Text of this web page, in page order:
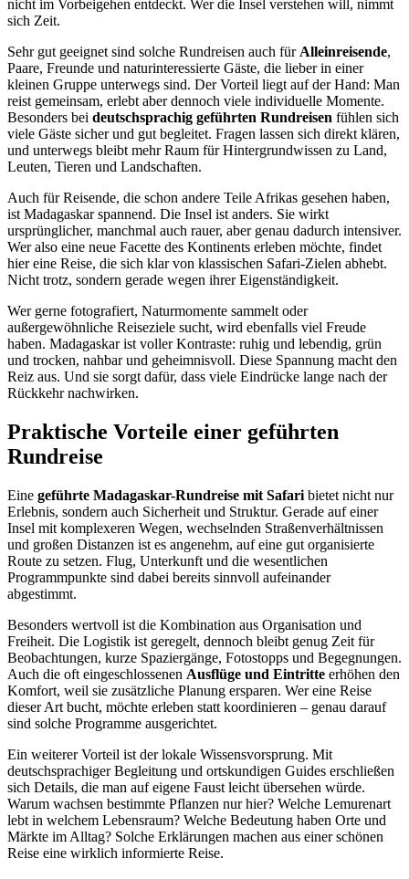
nicht im Vorbeigehen entdeckt. Wer die Insel verstehen will, nimmt
sich Zeit.
Sehr gut geeignet sind solche Rundreisen auch für Alleinreisende,
Paare, Freunde und naturinteressierte Gäste, die lieber in einer
kleinen Gruppe unterwegs sind. Der Vorteil liegt auf der Hand: Man
reist gemeinsam, erlebt aber dennoch viele individuelle Momente.
Besonders bei deutschsprachig geführten Rundreisen fühlen sich
viele Gäste sicher und gut begleitet. Fragen lassen sich direkt klären,
und unterwegs bleibt mehr Raum für Hintergrundwissen zu Land,
Leuten, Tieren und Landschaften.
Auch für Reisende, die schon andere Teile Afrikas gesehen haben,
ist Madagaskar spannend. Die Insel ist anders. Sie wirkt
ursprünglicher, manchmal auch rauer, aber genau dadurch intensiver.
Wer also eine neue Facette des Kontinents erleben möchte, findet
hier eine Reise, die sich klar von klassischen Safari-Zielen abhebt.
Nicht trotz, sondern gerade wegen ihrer Eigenständigkeit.
Wer gerne fotografiert, Naturmomente sammelt oder
außergewöhnliche Reiseziele sucht, wird ebenfalls viel Freude
haben. Madagaskar ist voller Kontraste: ruhig und lebendig, grün
und trocken, nahbar und geheimnisvoll. Diese Spannung macht den
Reiz aus. Und sie sorgt dafür, dass viele Eindrücke lange nach der
Rückkehr nachwirken.
Praktische Vorteile einer geführten
Rundreise
Eine geführte Madagaskar-Rundreise mit Safari bietet nicht nur
Erlebnis, sondern auch Sicherheit und Struktur. Gerade auf einer
Insel mit komplexeren Wegen, wechselnden Straßenverhältnissen
und großen Distanzen ist es angenehm, auf eine gut organisierte
Route zu setzen. Flug, Unterkunft und die wesentlichen
Programmpunkte sind dabei bereits sinnvoll aufeinander
abgestimmt.
Besonders wertvoll ist die Kombination aus Organisation und
Freiheit. Die Logistik ist geregelt, dennoch bleibt genug Zeit für
Beobachtungen, kurze Spaziergänge, Fotostopps und Begegnungen.
Auch die oft eingeschlossenen Ausflüge und Eintritte erhöhen den
Komfort, weil sie zusätzliche Planung ersparen. Wer eine Reise
dieser Art bucht, möchte erleben statt koordinieren – genau darauf
sind solche Programme ausgerichtet.
Ein weiterer Vorteil ist der lokale Wissensvorsprung. Mit
deutschsprachiger Begleitung und ortskundigen Guides erschließen
sich Details, die man auf eigene Faust leicht übersehen würde.
Warum wachsen bestimmte Pflanzen nur hier? Welche Lemurenart
lebt in welchem Lebensraum? Welche Bedeutung haben Orte und
Märkte im Alltag? Solche Erklärungen machen aus einer schönen
Reise eine wirklich informierte Reise.